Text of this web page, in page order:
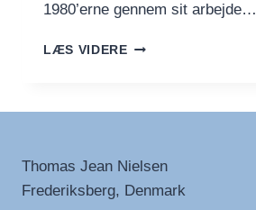
1980’erne gennem sit arbejde…
LÆS VIDEREESPRESSO
DICK
Thomas Jean Nielsen
Frederiksberg, Denmark